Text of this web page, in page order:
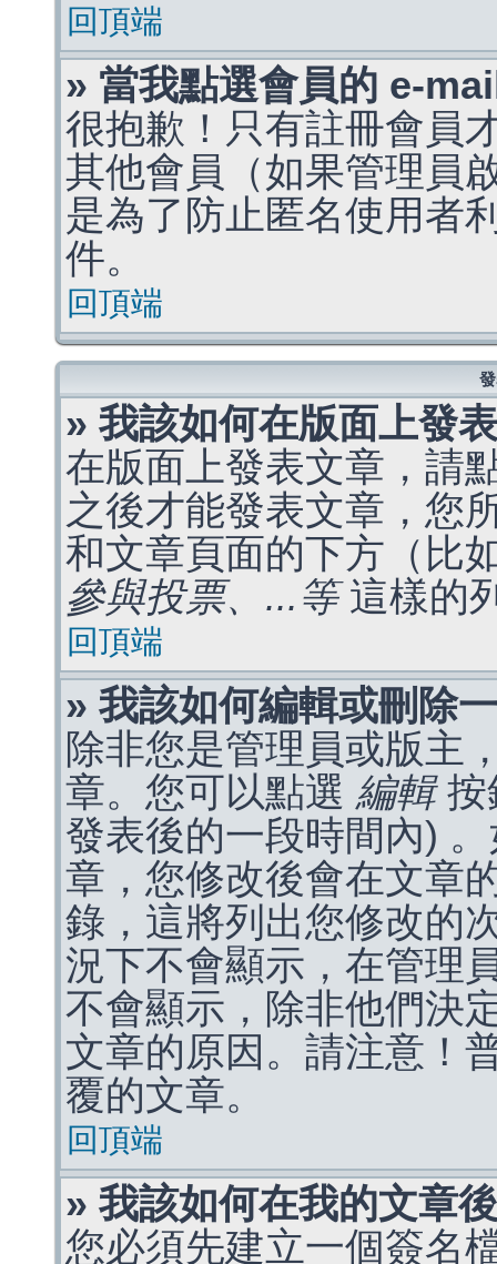
回頂端
» 當我點選會員的 e-
很抱歉！只有註冊會員
其他會員（如果管理員
是為了防止匿名使用者
件。
回頂端
» 我該如何在版面上發
在版面上發表文章，請
之後才能發表文章，您
和文章頁面的下方（比
參與投票、...等這樣的
回頂端
» 我該如何編輯或刪除
除非您是管理員或版主
章。您可以點選 編輯按
發表後的一段時間內)
章，您修改後會在文章
錄，這將列出您修改的
況下不會顯示，在管理
不會顯示，除非他們決
文章的原因。請注意！
覆的文章。
回頂端
» 我該如何在我的文章
您必須先建立一個簽名